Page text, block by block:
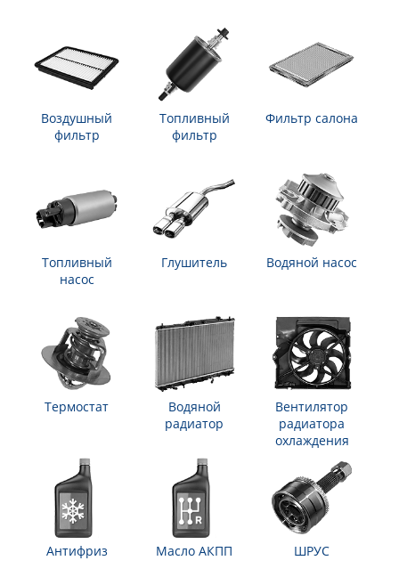
Воздушный
фильтр
Топливный
фильтр
Фильтр салона
Топливный
насос
Глушитель Водяной насос
Термостат
Водяной
радиатор
Вентилятор
радиатора
охлаждения
Антифриз Масло АКПП ШРУС